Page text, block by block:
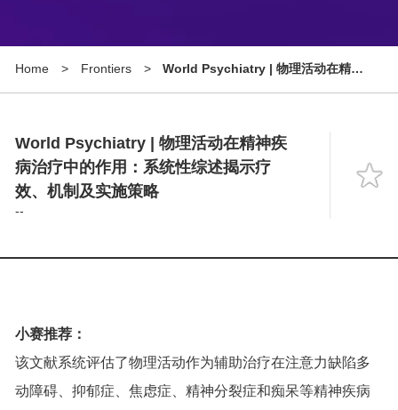
About
Language
Home > Frontiers >
World Psychiatry | 物理活动在精神
World Psychiatry | 物理活动在精神疾
病治疗中的作用：系统性综述揭示疗
效、机制及实施策略
--
小赛推荐：
该文献系统评估了物理活动作为辅助治疗在注意力缺陷多
动障碍、抑郁症、焦虑症、精神分裂症和痴呆等精神疾病